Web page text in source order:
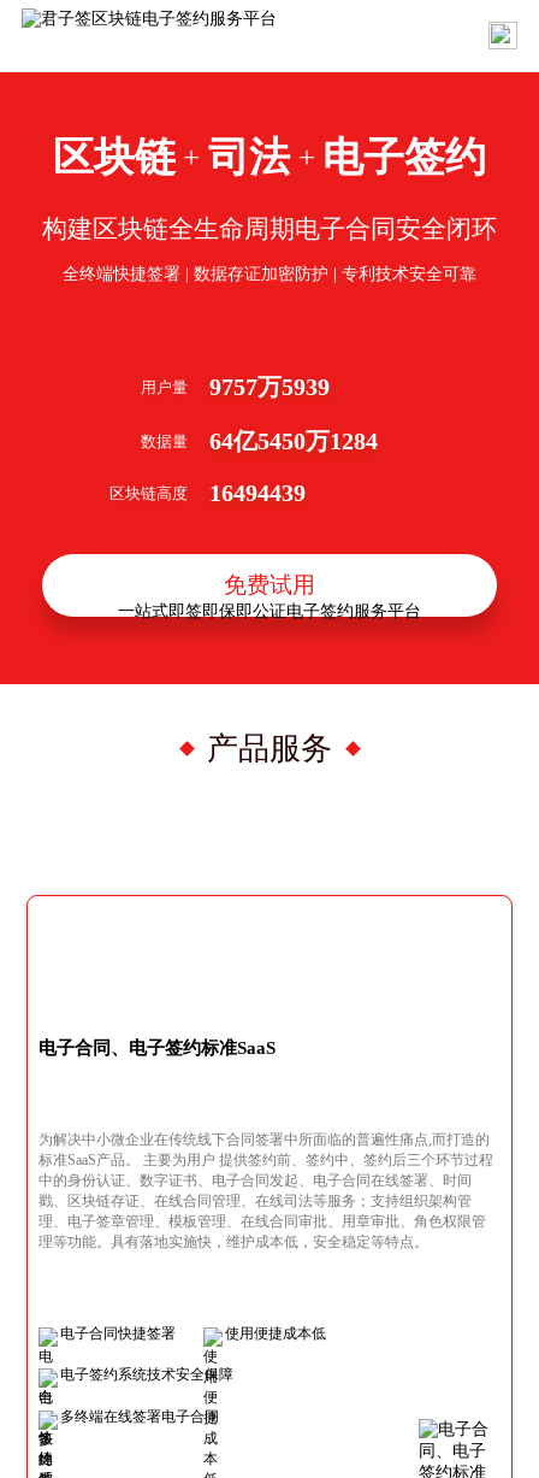
区块链 + 司法 + 电子签约
构建区块链全生命周期电子合同安全闭环
全终端快捷签署 | 数据存证加密防护 | 专利技术安全可靠
用户量 9757万5939
数据量 64亿5450万1284
区块链高度 16494439
免费试用
产品服务
一站式即签即保即公证电子签约服务平台
电子合同、电子签约标准SaaS
为解决中小微企业在传统线下合同签署中所面临的普遍性痛点,而打造的
标准SaaS产品。 主要为用户 提供签约前、签约中、签约后三个环节过程
中的身份认证、数字证书、电子合同发起、电子合同在线签署、时间
戳、区块链存证、在线合同管理、在线司法等服务；支持组织架构管
理、电子签章管理、模板管理、在线合同审批、用章审批、角色权限管
理等功能。具有落地实施快，维护成本低，安全稳定等特点。
电子合同快捷签署 使用便捷成本低
电子签约系统技术安全保障
多终端在线签署电子合同